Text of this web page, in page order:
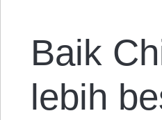
Baik
lebih